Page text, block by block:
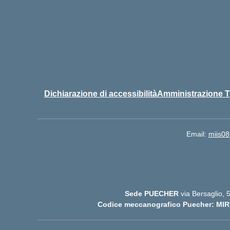
Dichiarazione di accessibilitàAmministrazione
Email:
Sede PUECHER via Bersaglio,
Codice meccanografico Puecher: